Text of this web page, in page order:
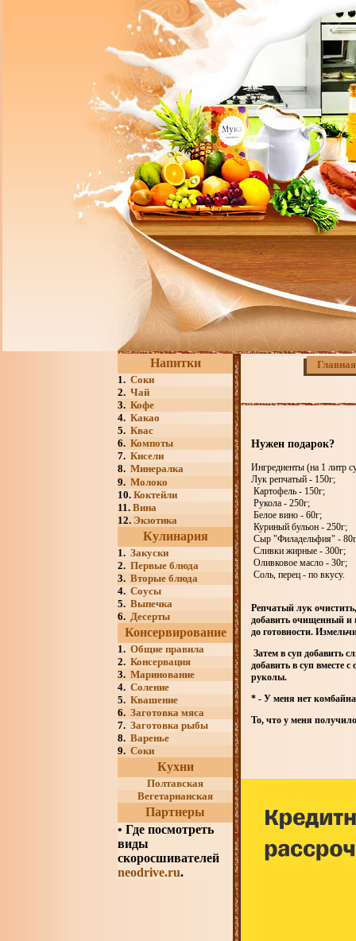
Напитки
1. Соки
2. Чай
3. Кофе
4. Какао
5. Квас
6. Компоты
7. Кисели
8. Минералка
9. Молоко
10. Коктейли
11. Вина
12. Экзотика
Кулинария
1. Закуски
2. Первые блюда
3. Вторые блюда
4. Соусы
5. Выпечка
6. Десерты
Консервирование
1. Общие правила
2. Консервация
3. Маринование
4. Соление
5. Квашение
6. Заготовка мяса
7. Заготовка рыбы
8. Варенье
9. Соки
Кухни
Полтавская
Вегетарианская
Партнеры
• Где посмотреть
виды
скоросшивателей
neodrive.ru.
Главная
Нужен подарок?
Ингредиенты (на 1 литр
Лук репчатый - 150г;
Картофель - 150г;
Рукола - 250г;
Белое вино - 60г;
Куриный бульон - 250г;
Сыр "Филадельфия" -
Сливки жирные - 300г;
Оливковое масло - 30г;
Соль, перец - по вкусу.
Репчатый лук
добавить очищенный и
до готовности.
Затем в суп добавить
добавить в суп вместе
руколы.
* - У меня нет
То, что у меня